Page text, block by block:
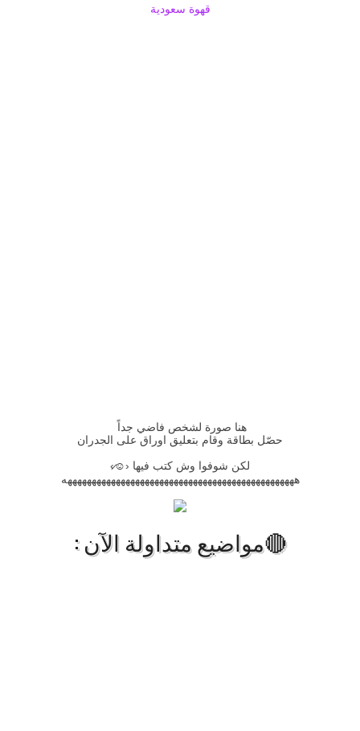
قهوة سعودية
هنا صورة لشخص فاضي جداً
حصّل بطاقة وقام بتعليق اوراق على الجدران
لكن شوفوا وش كتب فيها ‹☺̷›
ههههههههههههههههههههههههههههههههههههههههههههههههه
🔴مواضيع متداولة الآن :